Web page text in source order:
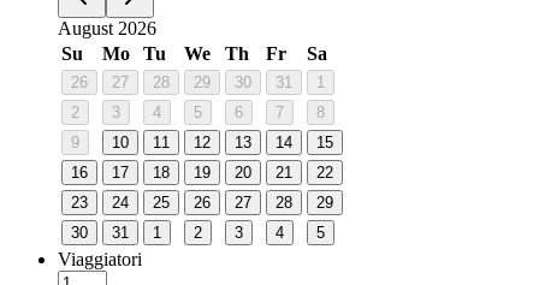
August 2026
Su
Mo Tu We Th Fr Sa
26 27 28 29 30 31
1
2
3 4 5 6 7
8
9
10 11 12 13 14
15
16
17 18 19 20 21
22
23
24 25 26 27 28
29
30
31 1 2 3 4 5
Viaggiatori